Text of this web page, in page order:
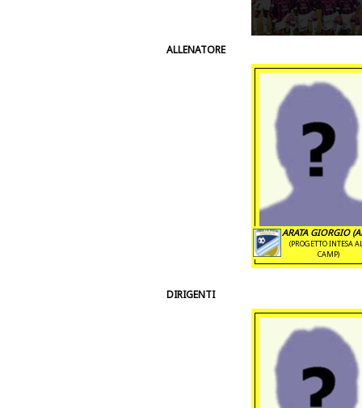
ALLENATORE
ARATA GIORGIO
(PROGETTO INTESA
CAMP)
DIRIGENTI